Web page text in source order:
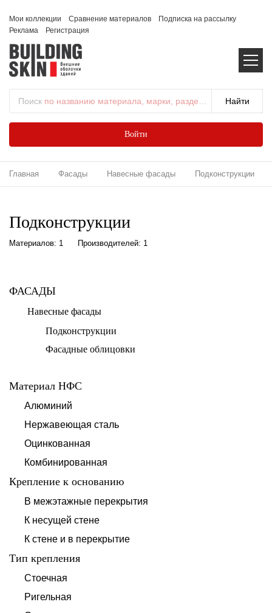
Мои коллекции Сравнение материалов
Подписка на рассылку
Реклама
Регистрация
Поиск по названию материала, марки, раздела...
Войти
Главная Фасады Навесные фасады Подконструкции
Подконструкции
Материалов: 1 Производителей: 1
ФАСАДЫ
Навесные фасады
Подконструкции
Фасадные облицовки
Материал НФС
Алюминий
Нержавеющая сталь
Оцинкованная
Комбинированная
Крепление к основанию
В межэтажные перекрытия
К несущей стене
К стене и в перекрытие
Тип крепления
Стоечная
Ригельная